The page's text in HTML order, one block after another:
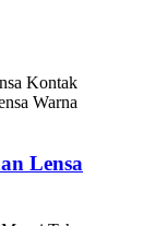
Lensa